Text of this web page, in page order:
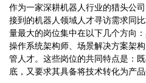
作为一家深耕机器人行业的猎头公
接到的机器人领域人才寻访需求同
量最大的岗位集中在以下几个方向
操作系统架构师、场景解决方案架
管人才。这些岗位的共同特点是：
底，又要求其具备将技术转化为产品